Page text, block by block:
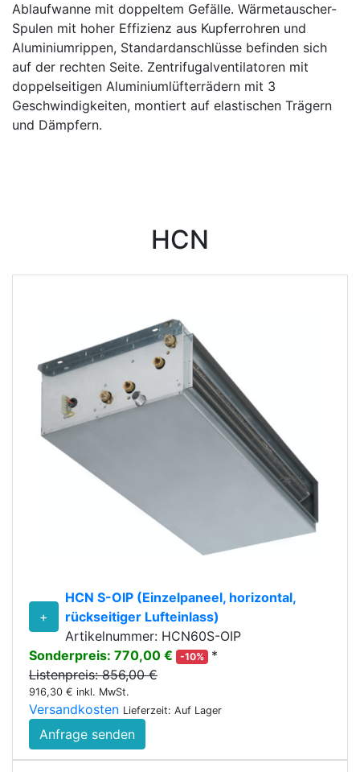
Ablaufwanne mit doppeltem Gefälle. Wärmetauscher-
Spulen mit hoher Effizienz aus Kupferrohren und
Aluminiumrippen, Standardanschlüsse befinden sich
auf der rechten Seite. Zentrifugalventilatoren mit
doppelseitigen Aluminiumlüfterrädern mit 3
Geschwindigkeiten, montiert auf elastischen Trägern
und Dämpfern.
HCN
+
HCN S-OIP (Einzelpaneel, horizontal,
rückseitiger Lufteinlass)
Artikelnummer: HCN60S-OIP
Sonderpreis: 770,00 €
-10%
*
Listenpreis: 856,00 €
916,30 € inkl. MwSt.
Versandkosten Lieferzeit: Auf Lager
Anfrage senden